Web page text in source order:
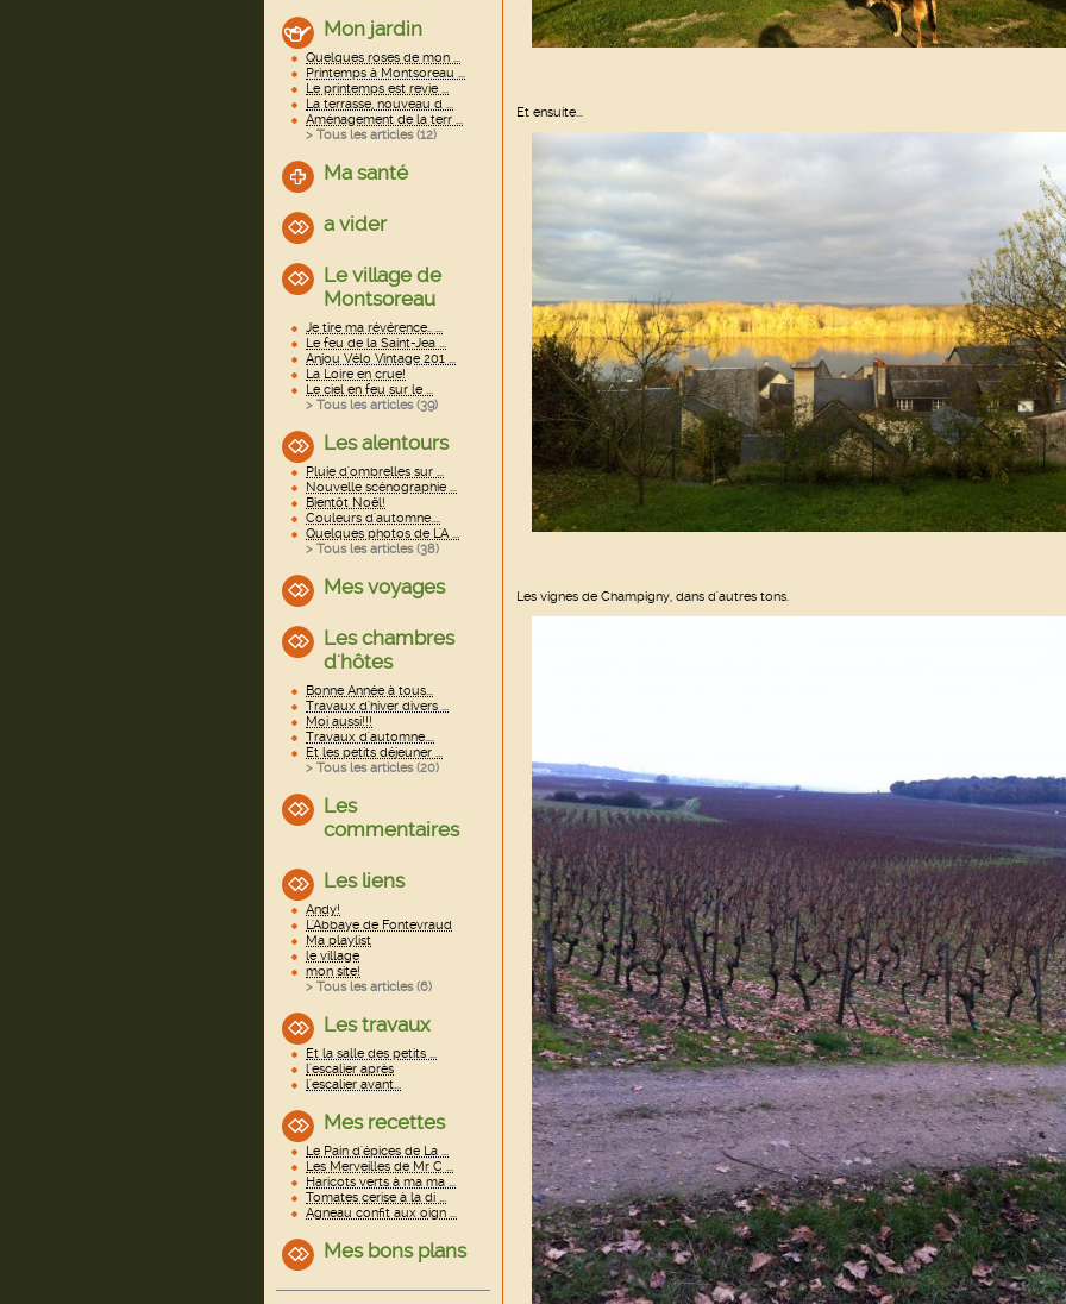
Mon jardin
Quelques roses de mon ...
Printemps à Montsoreau ...
Le printemps est revie ...
La terrasse, nouveau d ...
Aménagement de la terr ...
> Tous les articles (12)
Ma santé
a vider
Le village de
Montsoreau
Je tire ma révérence.. ...
Le feu de la Saint-Jea ...
Anjou Vélo Vintage 201 ...
La Loire en crue!
Le ciel en feu sur le ...
> Tous les articles (39)
Les alentours
Pluie d'ombrelles sur ...
Nouvelle scénographie ...
Bientôt Noël!
Couleurs d'automne....
Quelques photos de L'A ...
> Tous les articles (38)
Mes voyages
Les chambres
d'hôtes
Bonne Année à tous...
Travaux d'hiver divers ...
Moi aussi!!!
Travaux d'automne....
Et les petits déjeuner ...
> Tous les articles (20)
Les
commentaires
Les liens
Andy!
L'Abbaye de Fontevraud
Ma playlist
le village
mon site!
> Tous les articles (6)
Les travaux
Et la salle des petits ...
l'escalier après
l'escalier avant...
Mes recettes
Le Pain d'épices de La ...
Les Merveilles de Mr C ...
Haricots verts à ma ma ...
Tomates cerise à la di ...
Agneau confit aux oign ...
Mes bons plans
Et ensuite...
Les vignes de Champigny, dans d'autres tons.